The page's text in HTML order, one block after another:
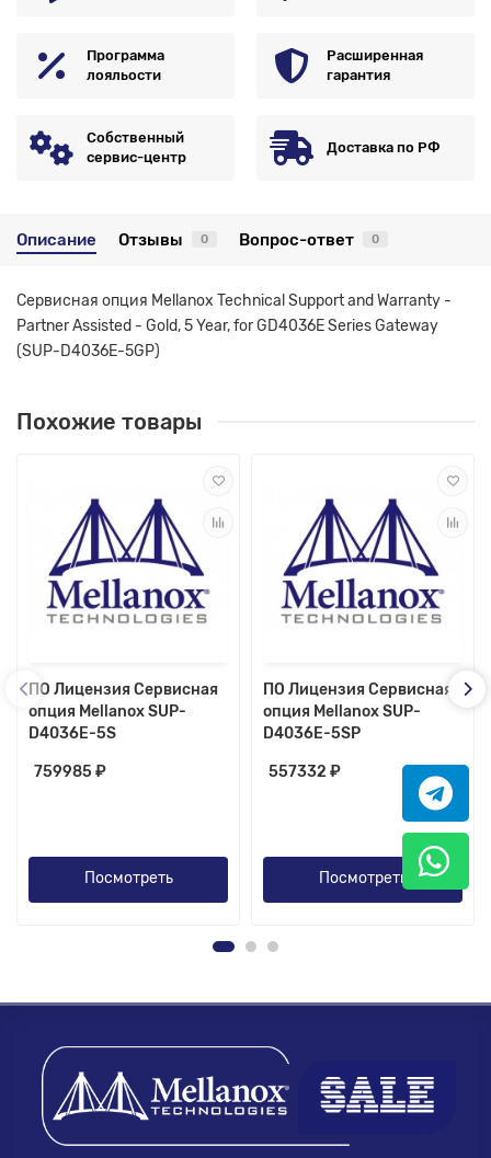
Программа
лояльости
Расширенная
гарантия
Собственный
сервис-центр
Доставка по РФ
Описание Отзывы 0 Вопрос-ответ 0
Сервисная опция Mellanox Technical Support and Warranty -
Partner Assisted - Gold, 5 Year, for GD4036E Series Gateway
(SUP-D4036E-5GP)
Похожие товары
ПО Лицензия Сервисная
опция Mellanox SUP-
D4036E-5S
759985 ₽
Посмотреть
ПО Лицензия Сервисная
опция Mellanox SUP-
D4036E-5SP
557332 ₽
Посмотреть